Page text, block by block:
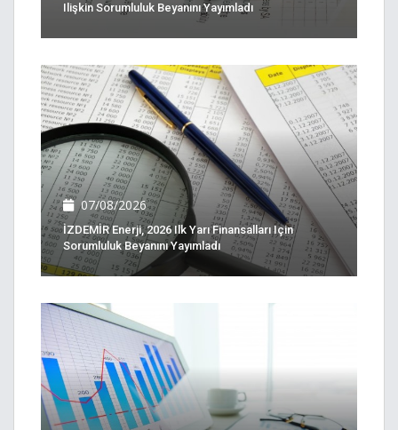
Ilişkin Sorumluluk Beyanını Yayımladı
07/08/2026
İZDEMİR Enerji, 2026 Ilk Yarı Finansalları Için
Sorumluluk Beyanını Yayımladı